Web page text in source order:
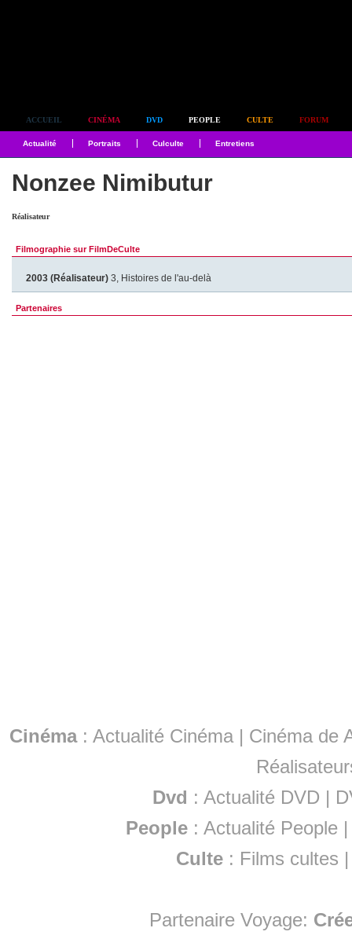
ACCUEIL CINÉMA DVD PEOPLE CULTE FORUM
Actualité Portraits Culculte Entretiens
Nonzee Nimibutur
Réalisateur
Filmographie sur FilmDeCulte
2003 (Réalisateur) 3, Histoires de l'au-delà
Partenaires
Cinéma: Actualité Cinéma | Cinéma de
Dvd : Actualité DVD |
People :Actualité People
Culte : Films cultes
Partenaire Voyage: